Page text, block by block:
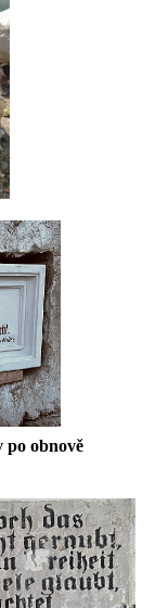
po obnově